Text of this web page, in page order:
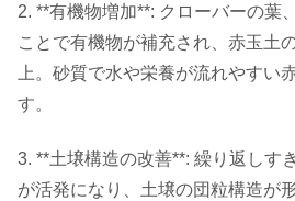
2. **有機物増加**: クローバーの葉
ことで有機物が補充され、赤玉土
上。砂質で水や栄養が流れやすい
す。
3. **土壌構造の改善**: 繰り返しす
が活発になり、土壌の団粒構造が